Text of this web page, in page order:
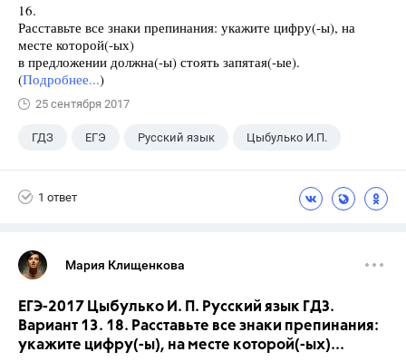
16.
Расставьте все знаки препинания: укажите цифру(-ы), на
месте которой(-ых)
в предложении должна(-ы) стоять запятая(-ые).
(Подробнее...)
25 сентября 2017
ГДЗ ЕГЭ Русский язык Цыбулько И.П.
1 ответ
Мария Клищенкова
ЕГЭ-2017 Цыбулько И. П. Русский язык ГДЗ.
Вариант 13. 18. Расставьте все знаки препинания:
укажите цифру(-ы), на месте которой(-ых)...